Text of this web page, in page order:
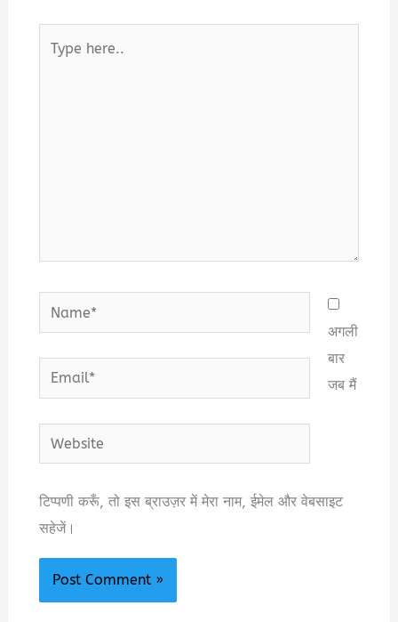
Name*
Email*
Website
अगली
बार
जब मैं
टिप्पणी करूँ, तो इस ब्राउज़र में मेरा नाम, ईमेल और वेबसाइट
सहेजें।